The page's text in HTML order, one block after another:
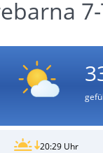
20:29 Uhr